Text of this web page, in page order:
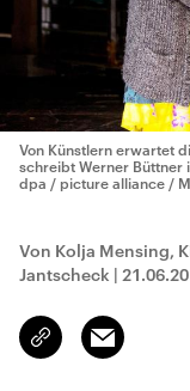
Von Künstlern erwartet
schreibt Werner Büttner
dpa / picture alliance /
Von Kolja Mensing,
Jantscheck |
Link
kopieren/teilen
Email